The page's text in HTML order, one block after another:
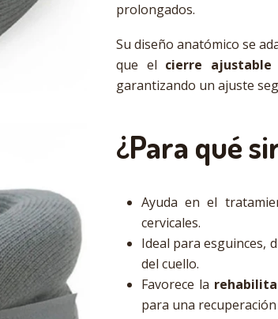
prolongados.
Su diseño anatómico se
que el cierre
garantizando un ajuste
¿Para qué
Ayuda en el
cervicales.
Ideal para esguinces,
del cuello.
Favorece la
para una